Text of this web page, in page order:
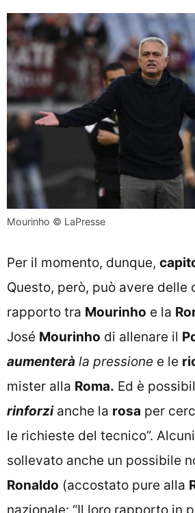
Mourinho © LaPresse
Per il momento, dunque,
Questo, però, può avere delle
rapporto tra Mourinho e la
José Mourinho di allenare il
aumenterà la pressione e le
mister alla Roma. Ed è
rinforzianche la rosa per
le richieste del tecnico”.
sollevato anche un possibile
Ronaldo (accostato pure alla
nazionale: “Il loro rapporto in